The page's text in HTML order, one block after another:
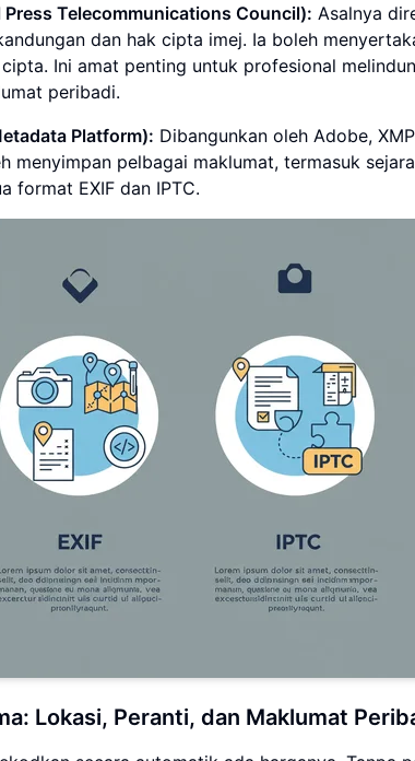
Press Telecommunications Council): Asalnya
dan hak cipta imej. Ia boleh
Ini amat penting untuk profesional
peribadi.
Platform): Dibangunkan oleh Adobe,
menyimpan pelbagai maklumat, termasuk
format EXIF dan IPTC.
Lokasi, Peranti, dan Maklumat